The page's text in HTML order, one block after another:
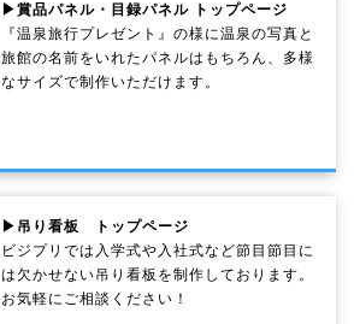
▶賞品パネル・目録パネル トップページ
『温泉旅行プレゼント』の様に温泉の写真と
旅館の名前をいれたパネルはもちろん、多様
なサイズで制作いただけます。
▶吊り看板 トップページ
ビジプリでは入学式や入社式など節目節目に
は欠かせない吊り看板を制作しております。
お気軽にご相談ください！